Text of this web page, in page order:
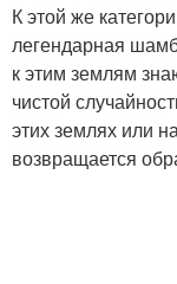
К этой же
легендарная
к этим землям
чистой
этих землях или
возвращается